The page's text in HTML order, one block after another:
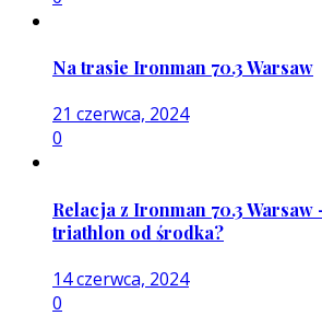
Na trasie Ironman 70.3 Warsaw
21 czerwca, 2024
0
Relacja z Ironman 70.3 Warsaw
triathlon od środka?
14 czerwca, 2024
0